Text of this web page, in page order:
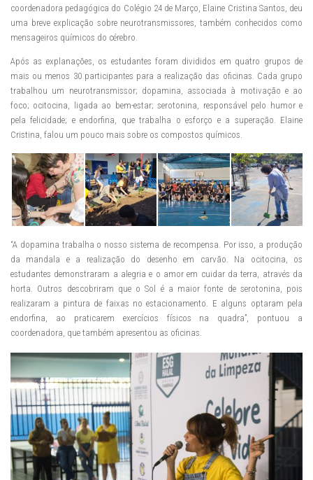
coordenadora pedagógica do Colégio 24 de Março, Elaine Cristina Santos, deu
uma breve explicação sobre neurotransmissores, também conhecidos como
mensageiros químicos do cérebro.
Após as explanações, os estudantes foram divididos em quatro grupos de
mais ou menos 30 participantes para a realização das oficinas. Cada grupo
trabalhou um neurotransmissor; dopamina, associada à motivação e ao
foco; ocitocina, ligada ao bem-estar; serotonina, responsável pelo humor e
pela felicidade; e endorfina, que trabalha o esforço e a superação. Elaine
Cristina, falou um pouco mais sobre os compostos químicos.
“A dopamina trabalha o nosso sistema de recompensa. Por isso, a produção
da mandala e a realização do desenho em carvão. Na ocitocina, os
estudantes demonstraram a alegria e o amor em cuidar da terra, através da
horta. Outros descobriram que o Sol é a maior fonte de serotonina, pois
realizaram a pintura de faixas no estacionamento. E alguns optaram pela
endorfina, ao praticarem exercícios físicos na quadra”, pontuou a
coordenadora, que também apresentou as oficinas.